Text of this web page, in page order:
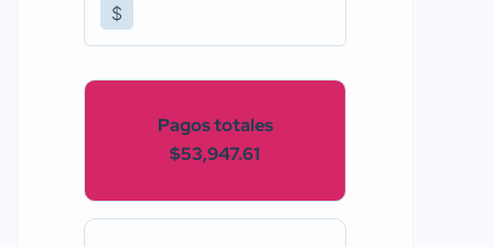
$
Pagos totales
$53,947.61